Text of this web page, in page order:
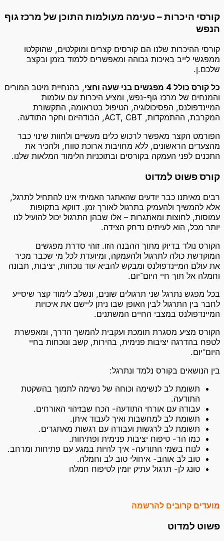
קורסי היכרות – טעימה מעולמות התוכן של מרכז גוף
הנפש
קורסי ההיכרות שלנו הם קורסים קצרים ומוקלטים, שהוקלטו
ממפגשי לייב באיכות גבוהה ומאפשרים ללמוד בזמן ובקצב
שלכם.ן.
כל קורס כולל 4 מפגשים בני שעה וחצי
, בהנחיית מיטב המורים
והמנחים של מרכז גוף-נפש, ומציע היכרות עם עולמות
המיינדפולנס, הפסיכולוגיה, הטיפול בטראומה, התקשורת
המקרבת, ההתמקדות, ACT, CBT, הבודהיזם וחקר התודעה.
הפורמט הקצר מאפשר לרכוש כלים מעשיים ולחוות שינוי כבר
מהצעדים הראשונים, ללא מחויבות ארוכת טווח, ולהכיר את
התכנים לפני העמקה בקורסים ובתוכניות הלימוד המלאות שלנו.
קורס פשוט למדוט
רבים מאיתנו כבר יודעים שהאתגר האמיתי אינו להתחיל לתרגל,
אלא להמשיך ולהעמיק בתרגול לאורך זמן. דווקא בתקופות
עמוסות, לחוצות ומאתגרות – אלו שבהן התרגול יכול להועיל לנו
יותר מכל, הוא לעיתים נדחק הצידה.
הקורס נולד בדיוק מתוך ההבנה הזו. זוהי סדרת מפגשים
המוקדשת כולה לתרגול ולהעמקה, ומיועדת לכל מי שכבר מכיר
את עולם המיינדפולנס ומבקש להביא עוד נוכחות, יציבות, תבונה
וחמלה אל תוך חיי היום־יום.
בכל מפגש נתרגל שני תרגולים שונים, ונשלב לימוד קצר שיסייע
לחבר בין התרגול לבין האופן שבו ניתן ליישם את איכויות
המיינדפולנס במצבי החיים המשתנים.
הקורס מציע מסגרת תומכת ועקבית להמשך הדרך, ומאפשרת
לטפח בהדרגה יציבות פנימית, בהירות, קשב ונוכחות בחיי
היום־יום.
בין הנושאים בקורס נלמד ונתרגל:
תשומת לב לנשימה וכוחה של נשימה לתמוך בהשקטת
התודעה.
עבודה עם אורחי התודעה- הכח שבזיהוי האורחים.
תשומת לב למחשבות ואיך לעבוד איתן.
תשומת לב לרגשות ועבודה עם רגשות מאתגרים.
כמו הר- טיפוח יציבות פנימית ופתיחות.
לנוח בשמי התודעה- איך להיות במגע עם פתיחות ומרחב.
טוב לב אוהב- איחולי טוב לב וחמלה.
טונג לן- תרגול עתיק יומין לטיפוח חמלה
מועדים קרובים להרשמה
פשוט למדוט